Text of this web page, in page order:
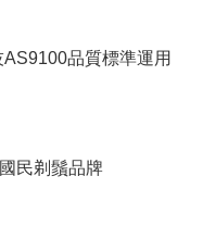
品質標準運用
民剃鬚品牌